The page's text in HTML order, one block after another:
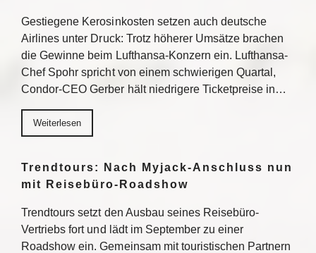
Gestiegene Kerosinkosten setzen auch deutsche
Airlines unter Druck: Trotz höherer Umsätze brachen
die Gewinne beim Lufthansa-Konzern ein. Lufthansa-
Chef Spohr spricht von einem schwierigen Quartal,
Condor-CEO Gerber hält niedrigere Ticketpreise in…
Weiterlesen
Trendtours: Nach Myjack-Anschluss nun
mit Reisebüro-Roadshow
Trendtours setzt den Ausbau seines Reisebüro-
Vertriebs fort und lädt im September zu einer
Roadshow ein. Gemeinsam mit touristischen Partnern